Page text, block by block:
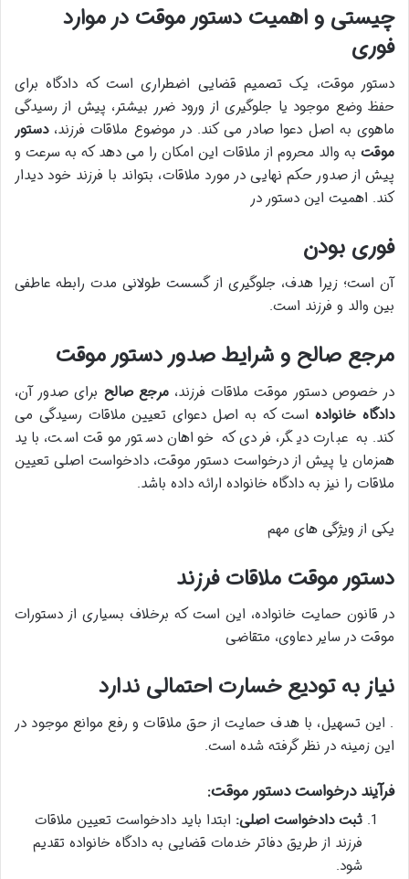
چیستی و اهمیت دستور موقت در موارد
فوری
دستور موقت، یک تصمیم قضایی اضطراری است که دادگاه برای
حفظ وضع موجود یا جلوگیری از ورود ضرر بیشتر، پیش از رسیدگی
ماهوی به اصل دعوا صادر می کند. در موضوع ملاقات فرزند،دستور
موقت به والد محروم از ملاقات این امکان را می دهد که به سرعت و
پیش از صدور حکم نهایی در مورد ملاقات، بتواند با فرزند خود دیدار
کند. اهمیت این دستور در
فوری بودن
آن است؛ زیرا هدف، جلوگیری از گسست طولانی مدت رابطه عاطفی
بین والد و فرزند است.
مرجع صالح و شرایط صدور دستور موقت
در خصوص دستور موقت ملاقات فرزند،مرجع صالح برای صدور آن،
دادگاه خانوادهاست که به اصل دعوای تعیین ملاقات رسیدگی می
کند. به عبارت دیگر، فردی که خواهان دستور موقت است، باید
همزمان یا پیش از درخواست دستور موقت، دادخواست اصلی تعیین
ملاقات را نیز به دادگاه خانواده ارائه داده باشد.
یکی از ویژگی های مهم
دستور موقت ملاقات فرزند
در قانون حمایت خانواده، این است که برخلاف بسیاری از دستورات
موقت در سایر دعاوی، متقاضی
نیاز به تودیع خسارت احتمالی ندارد
. این تسهیل، با هدف حمایت از حق ملاقات و رفع موانع موجود در
این زمینه در نظر گرفته شده است.
فرآیند درخواست دستور موقت:
ثبت دادخواست اصلی: ابتدا باید دادخواست تعیین ملاقات
فرزند از طریق دفاتر خدمات قضایی به دادگاه خانواده تقدیم
شود.